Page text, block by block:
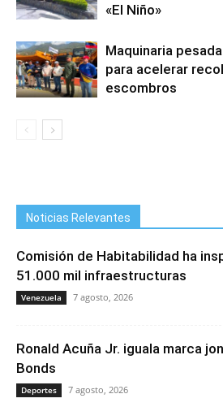
«El Niño»
Maquinaria
para acelerar
escombros
Noticias Relevantes
Comisión de Habitabilidad ha
51.000 mil infraestructuras
Venezuela 7 agosto, 2026
Ronald Acuña Jr. iguala marca
Bonds
Deportes 7 agosto, 2026